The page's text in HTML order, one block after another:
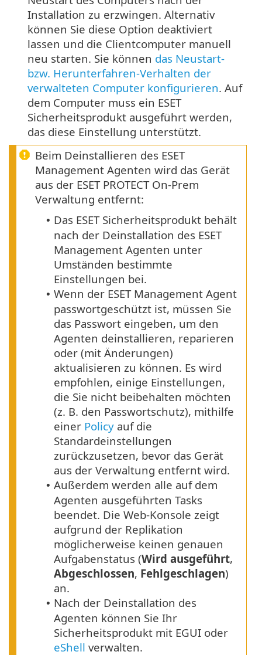
Installation zu erzwingen. Alternativ
können Sie diese Option deaktiviert
lassen und die Clientcomputer manuell
neu starten. Sie können das Neustart-
bzw. Herunterfahren-Verhalten der
verwalteten Computer konfigurieren. Auf
dem Computer muss ein ESET
Sicherheitsprodukt ausgeführt werden,
das diese Einstellung unterstützt.
Beim Deinstallieren des ESET
Management Agenten wird das Gerät
aus der ESET PROTECT On-Prem
Verwaltung entfernt:
• Das ESET Sicherheitsprodukt behält
nach der Deinstallation des ESET
Management Agenten unter
Umständen bestimmte
Einstellungen bei.
• Wenn der ESET Management Agent
passwortgeschützt ist, müssen Sie
das Passwort eingeben, um den
Agenten deinstallieren, reparieren
oder (mit Änderungen)
aktualisieren zu können. Es wird
empfohlen, einige Einstellungen,
die Sie nicht beibehalten möchten
(z. B. den Passwortschutz), mithilfe
einer Policy auf die
Standardeinstellungen
zurückzusetzen, bevor das Gerät
aus der Verwaltung entfernt wird.
• Außerdem werden alle auf dem
Agenten ausgeführten Tasks
beendet. Die Web-Konsole zeigt
aufgrund der Replikation
möglicherweise keinen genauen
Aufgabenstatus (Wird ausgeführt,
Abgeschlossen, Fehlgeschlagen)
an.
• Nach der Deinstallation des
Agenten können Sie Ihr
Sicherheitsprodukt mit EGUI oder
eShell verwalten.